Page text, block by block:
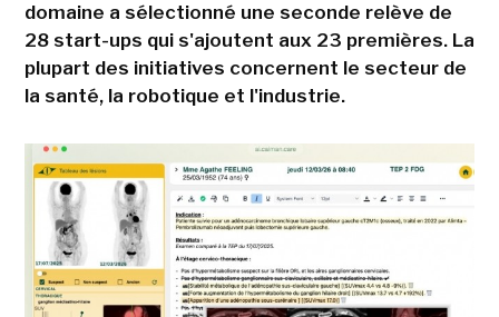
domaine a sélectionné une seconde relève de
28 start-ups qui s'ajoutent aux 23 premières. La
plupart des initiatives concernent le secteur de
la santé, la robotique et l'industrie.